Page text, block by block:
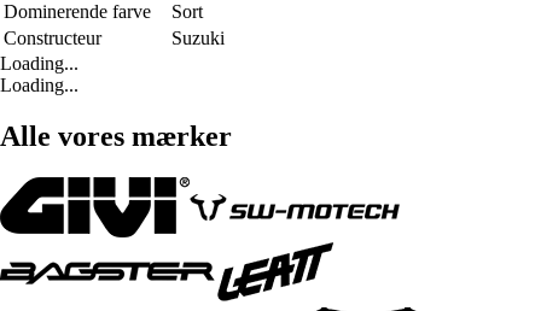
Dominerende farve
Sort
Constructeur
Suzuki
Loading...
Loading...
Alle vores mærker